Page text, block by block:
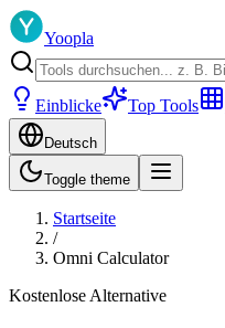
Yoopla
Einblicke Top Tools
Deutsch
Toggle theme
Startseite
/
Omni Calculator
Kostenlose Alternative